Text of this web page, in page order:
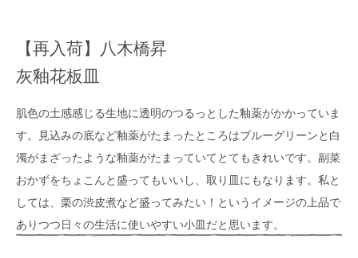
【再入荷】八木橋昇
灰釉花板皿
肌色の土感感じる生地に透明のつるっとした釉薬がかかっていま
す。見込みの底など釉薬がたまったところはブルーグリーンと白
濁がまざったような釉薬がたまっていてとてもきれいです。副菜
おかずをちょこんと盛ってもいいし、取り皿にもなります。私と
しては、栗の渋皮煮など盛ってみたい！というイメージの上品で
ありつつ日々の生活に使いやすい小皿だと思います。